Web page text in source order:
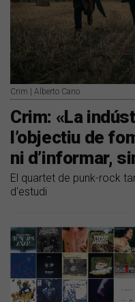
Crim | Alberto Cano
Crim: «La
l’objectiu de
ni d’informar,
El quartet de punk-rock
d'estudi